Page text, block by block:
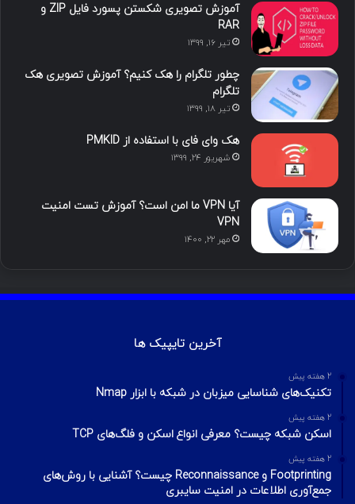
ی
ن
گ
ا
آموزش تصویری شکستن پسورد فایل ZIP و
RAR
تیر ۱۶, ۱۳۹۹
چطور تلگرام را هک کنیم؟ آموزش تصویری هک
تلگرام
تیر ۱۸, ۱۳۹۹
هک وای فای با استفاده از PMKID
شهریور ۲۴, ۱۳۹۹
آیا VPN ما امن است؟ آموزش تست امنیت
VPN
مهر ۲۲, ۱۴۰۰
آخرین تایپیک ها
2 هفته پیش
تکنیک‌های شناسایی میزبان در شبکه با ابزار Nmap
2 هفته پیش
اسکن شبکه چیست؟ معرفی انواع اسکن و فلگ‌های TCP
2 هفته پیش
Footprinting و Reconnaissance چیست؟ آشنایی با روش‌های
جمع‌آوری اطلاعات در امنیت سایبری